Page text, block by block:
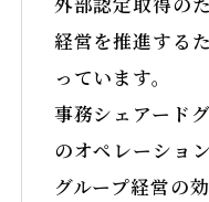
経営を推進する
っています。
事務シェアード
のオペレーショ
グループ経営の